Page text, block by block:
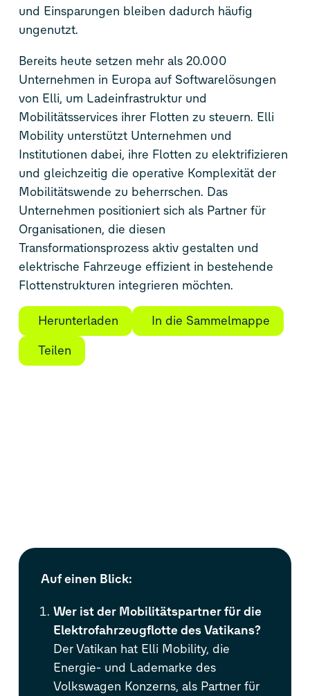
und Einsparungen bleiben dadurch häufig
ungenutzt.
Bereits heute setzen mehr als 20.000
Unternehmen in Europa auf Softwarelösungen
von Elli, um Ladeinfrastruktur und
Mobilitätsservices ihrer Flotten zu steuern. Elli
Mobility unterstützt Unternehmen und
Institutionen dabei, ihre Flotten zu elektrifizieren
und gleichzeitig die operative Komplexität der
Mobilitätswende zu beherrschen. Das
Unternehmen positioniert sich als Partner für
Organisationen, die diesen
Transformationsprozess aktiv gestalten und
elektrische Fahrzeuge effizient in bestehende
Flottenstrukturen integrieren möchten.
Herunterladen
In die Sammelmappe
Teilen
Auf einen Blick:
Wer ist der Mobilitätspartner für die
Elektrofahrzeugflotte des Vatikans?
Der Vatikan hat Elli Mobility, die
Energie- und Lademarke des
Volkswagen Konzerns, als Partner für